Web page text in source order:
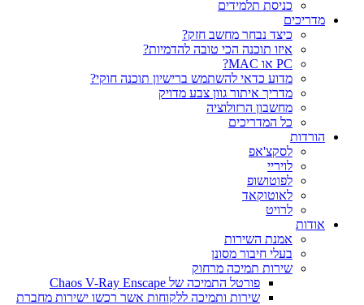
כניסת תלמידים
מדריכים
כיצד נבחר מחשב חזק?
איזו תוכנה הכי טובה להדמיות?‎‎
PC או MAC?
מדוע כדאי להשתמש ברישיון תוכנה חוקי?
מדריך איתור גוון צבע מדויק
מחשבון הרזולוציה
כל המדריכים
הורדות
לסקצ'אפ
לויריי
לפוטושופ
לאוטוקאד
לרויט
אודות
אמנת השירות
בעלי חיבור מסונן
שירות תמיכה מרחוק
פורטל התמיכה של Chaos V-Ray Enscape
שירות ותמיכה ללקוחות אשר רכשו ישירות מחברת